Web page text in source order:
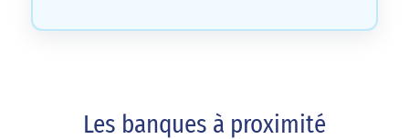
Les banques à proximité